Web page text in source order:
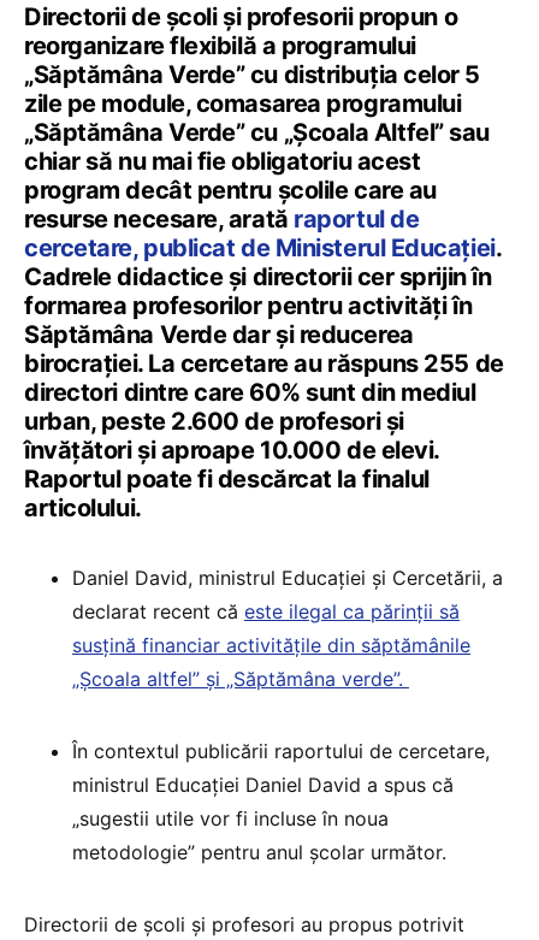
Directorii de școli și profesorii propun o
reorganizare flexibilă a programului
„Săptămâna Verde” cu distribuția celor 5
zile pe module, comasarea programului
„Săptămâna Verde” cu „Școala Altfel” sau
chiar să nu mai fie obligatoriu acest
program decât pentru școlile care au
resurse necesare, arată raportul de
cercetare, publicat de Ministerul Educației.
Cadrele didactice și directorii cer sprijin în
formarea profesorilor pentru activități în
Săptămâna Verde dar și reducerea
birocrației. La cercetare au răspuns 255 de
directori dintre care 60% sunt din mediul
urban, peste 2.600 de profesori și
învățători și aproape 10.000 de elevi.
Raportul poate fi descărcat la finalul
articolului.
Daniel David, ministrul Educației și Cercetării, a
declarat recent că este ilegal ca părinții să
susțină financiar activitățile din săptămânile
„Școala altfel” și „Săptămâna verde”.
În contextul publicării raportului de cercetare,
ministrul Educației Daniel David a spus că
„sugestii utile vor fi incluse în noua
metodologie” pentru anul școlar următor.
Directorii de școli și profesori au propus potrivit